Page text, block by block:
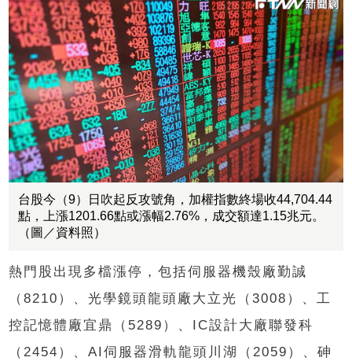
台股今（9）日吹起反攻號角，加權指數終場收44,704.44
點，上漲1201.66點或漲幅2.76%，成交額達1.15兆元。
（圖／資料照）
熱門股出現多檔漲停，包括伺服器機殼廠勤誠
（8210）、光學鏡頭龍頭廠大立光（3008）、工
控記憶體廠宜鼎（5289）、IC設計大廠聯發科
（2454）、AI伺服器滑軌龍頭川湖（2059）、砷